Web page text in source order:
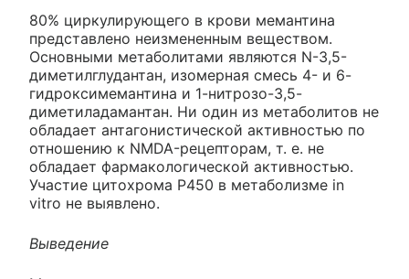
80% циркулирующего в крови мемантина
представлено неизмененным веществом.
Основными метаболитами являются N-3,5-
диметилглудантан, изомерная смесь 4- и 6-
гидроксимемантина и 1-нитрозо-3,5-
диметиладамантан. Ни один из метаболитов не
обладает антагонистической активностью по
отношению к NMDA-рецепторам, т. е. не
обладает фармакологической активностью.
Участие цитохрома Р450 в метаболизме in
vitro не выявлено.
Выведение